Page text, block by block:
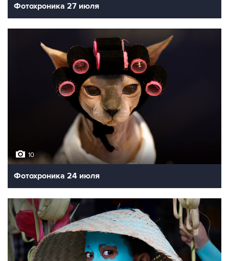
Фотохроника 27 июля
10
Фотохроника 24 июля